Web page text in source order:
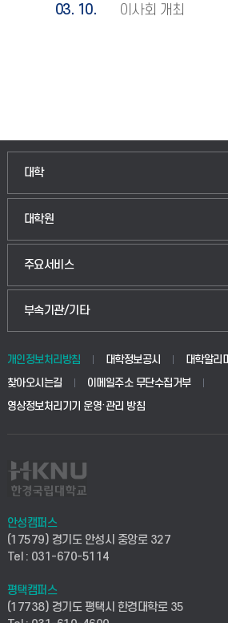
03. 10.
이사회 개최
대학
인문융합공공인재학부
법경영학부
생명공학부
사회안전시스템공학부
컴퓨터응용수학부
ICT로봇기계공학부
대학원
일반대학원
산업대학원
공공정책대학원
교육대학원
주요서비스
입학안내
웹메일
학사시스템(전문학사 및 전공심화)
사이버캠퍼스(전문학사 및 전공심화)
시설바로처리서비스
연구실안전관리시스템
산학연구관리시스템
부속기관/기타
중앙도서관
학생생활관(안성)
산학협력단
취업지원센터
창업지원센터
현장실습지원센터
개인정보처리방침 대학정보공시 대학알리미
찾아오시는길
이메일주소 무단수집거부
영상정보처리기기 운영·관리 방침
안성캠퍼스
(17579) 경기도 안성시 중앙로 327
Tel : 031-670-5114
평택캠퍼스
(17738) 경기도 평택시 한경대학로 35